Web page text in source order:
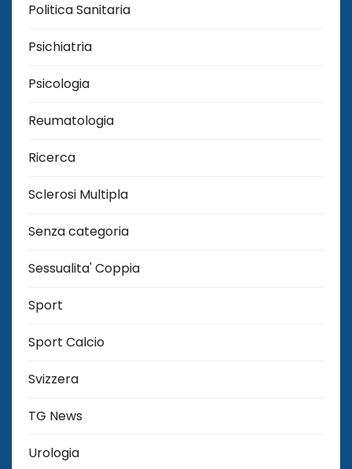
Politica Sanitaria
Psichiatria
Psicologia
Reumatologia
Ricerca
Sclerosi Multipla
Senza categoria
Sessualita' Coppia
Sport
Sport Calcio
Svizzera
TG News
Urologia